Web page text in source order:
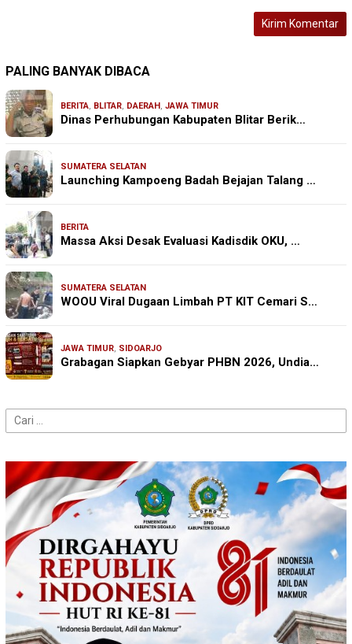
PALING BANYAK DIBACA
BERITA, BLITAR, DAERAH , JAWA TIMUR
Dinas Perhubungan Kabupaten Blitar Berik…
SUMATERA SELATAN
Launching Kampoeng Badah Bejajan Talang …
BERITA
Massa Aksi Desak Evaluasi Kadisdik OKU, …
SUMATERA SELATAN
WOOU Viral Dugaan Limbah PT KIT Cemari S…
JAWA TIMUR, SIDOARJO
Grabagan Siapkan Gebyar PHBN 2026, Undia…
Cari
untuk: